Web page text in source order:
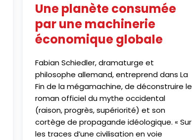
Une planète consumée
par une machinerie
économique globale
Fabian Schiedler, dramaturge et
philosophe allemand, entreprend dans La
Fin de la mégamachine, de déconstruire le
roman officiel du mythe occidental
(raison, progrès, supériorité) et son
cortège de propagande idéologique. « Sur
les traces d’une civilisation en voie